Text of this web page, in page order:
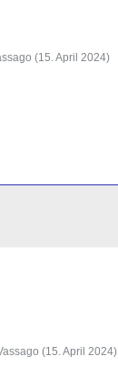
(15. April 2024)
(15. April 2024)